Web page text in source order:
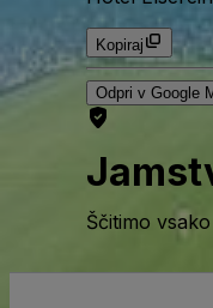
Kopiraj
Odpri v Google
Ščitimo